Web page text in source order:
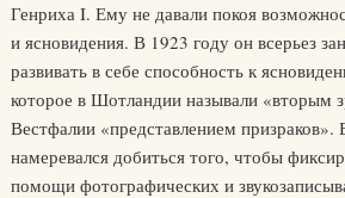
Генриха I. Ему не давали покоя
и ясновидения. В 1923 году он всерьез
развивать в себе способность к
которое в Шотландии называли «вторым
Вестфалии «представлением призраков».
намеревался добиться того, чтобы
помощи фотографических и